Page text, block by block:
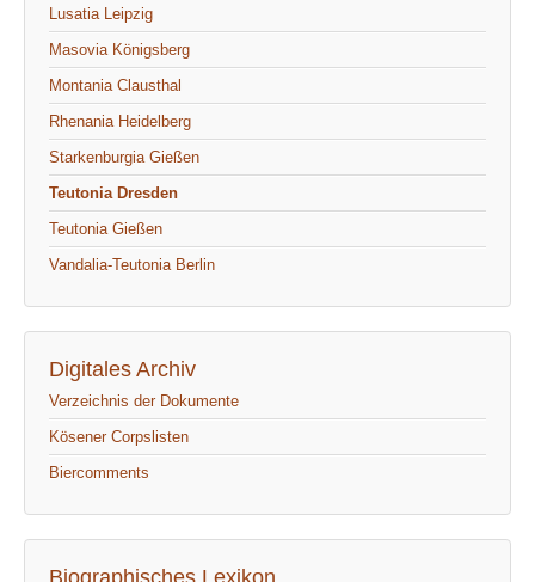
Lusatia Leipzig
Masovia Königsberg
Montania Clausthal
Rhenania Heidelberg
Starkenburgia Gießen
Teutonia Dresden
Teutonia Gießen
Vandalia-Teutonia Berlin
Digitales Archiv
Verzeichnis der Dokumente
Kösener Corpslisten
Biercomments